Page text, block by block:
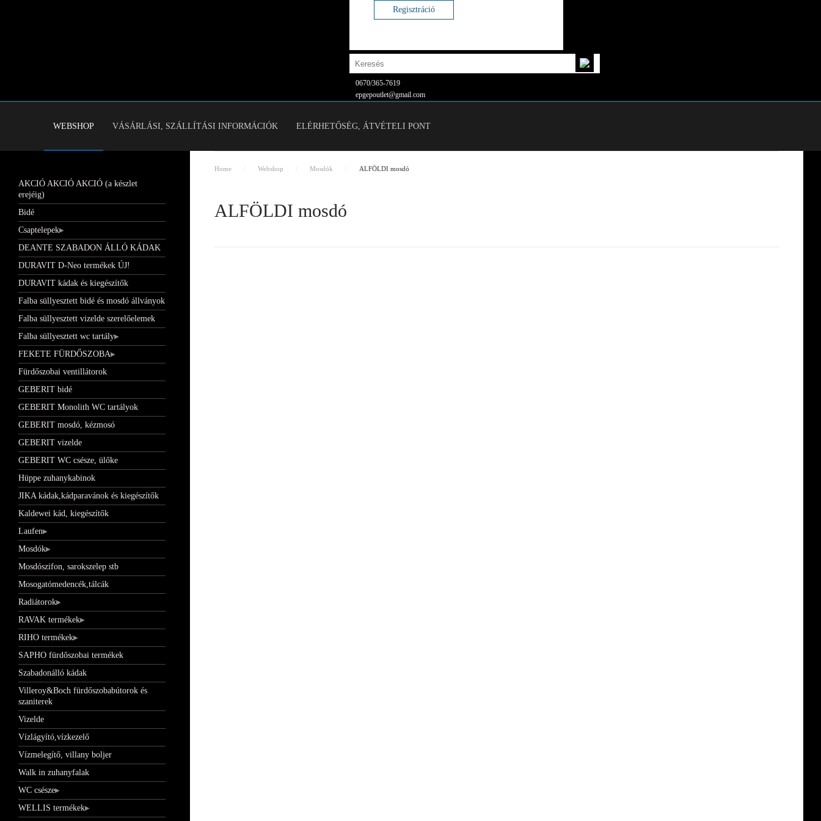
Regisztráció
0670/365-7619
epgepoutlet@gmail.com
WEBSHOP VÁSÁRLÁSI, SZÁLLÍTÁSI INFORMÁCIÓK ELÉRHETŐSÉG, ÁTVÉTELI PONT
Home Webshop Mosdók ALFÖLDI mosdó
ALFÖLDI mosdó
AKCIÓ AKCIÓ AKCIÓ (a készlet
erejéig)
Bidé
Csaptelepek
DEANTE SZABADON ÁLLÓ KÁDAK
DURAVIT D-Neo termékek ÚJ!
DURAVIT kádak és kiegészítők
Falba süllyesztett bidé és mosdó állványok
Falba süllyesztett vizelde szerelőelemek
Falba süllyesztett wc tartály
FEKETE FÜRDŐSZOBA
Fürdőszobai ventillátorok
GEBERIT bidé
GEBERIT Monolith WC tartályok
GEBERIT mosdó, kézmosó
GEBERIT vizelde
GEBERIT WC csésze, ülőke
Hüppe zuhanykabinok
JIKA kádak,kádparavánok és kiegészítők
Kaldewei kád, kiegészítők
Laufen
Mosdók
Mosdószifon, sarokszelep stb
Mosogatómedencék,tálcák
Radiátorok
RAVAK termékek
RIHO termékek
SAPHO fürdőszobai termékek
Szabadonálló kádak
Villeroy&Boch fürdőszobabútorok és
szaniterek
Vizelde
Vízlágyító,vízkezelő
Vízmelegítő, villany boljer
Walk in zuhanyfalak
WC csésze
WELLIS termékek